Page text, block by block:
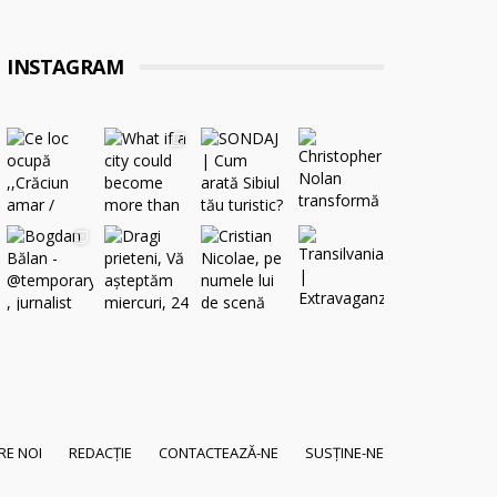
INSTAGRAM
NOI REDACȚIE CONTACTEAZĂ-NE SUSȚINE-NE